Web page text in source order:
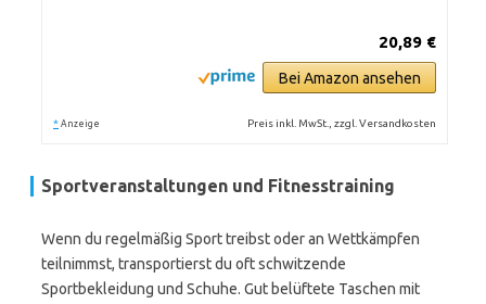
20,89 €
Bei Amazon ansehen
* Anzeige Preis inkl. MwSt., zzgl. Versandkosten
Sportveranstaltungen und Fitnesstraining
Wenn du regelmäßig Sport treibst oder an Wettkämpfen
teilnimmst, transportierst du oft schwitzende
Sportbekleidung und Schuhe. Gut belüftete Taschen mit